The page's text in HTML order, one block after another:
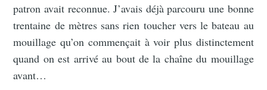
patron avait reconnue. J’avais déjà parcouru une bonne
trentaine de mètres sans rien toucher vers le bateau au
mouillage qu’on commençait à voir plus distinctement
quand on est arrivé au bout de la chaîne du mouillage
avant…